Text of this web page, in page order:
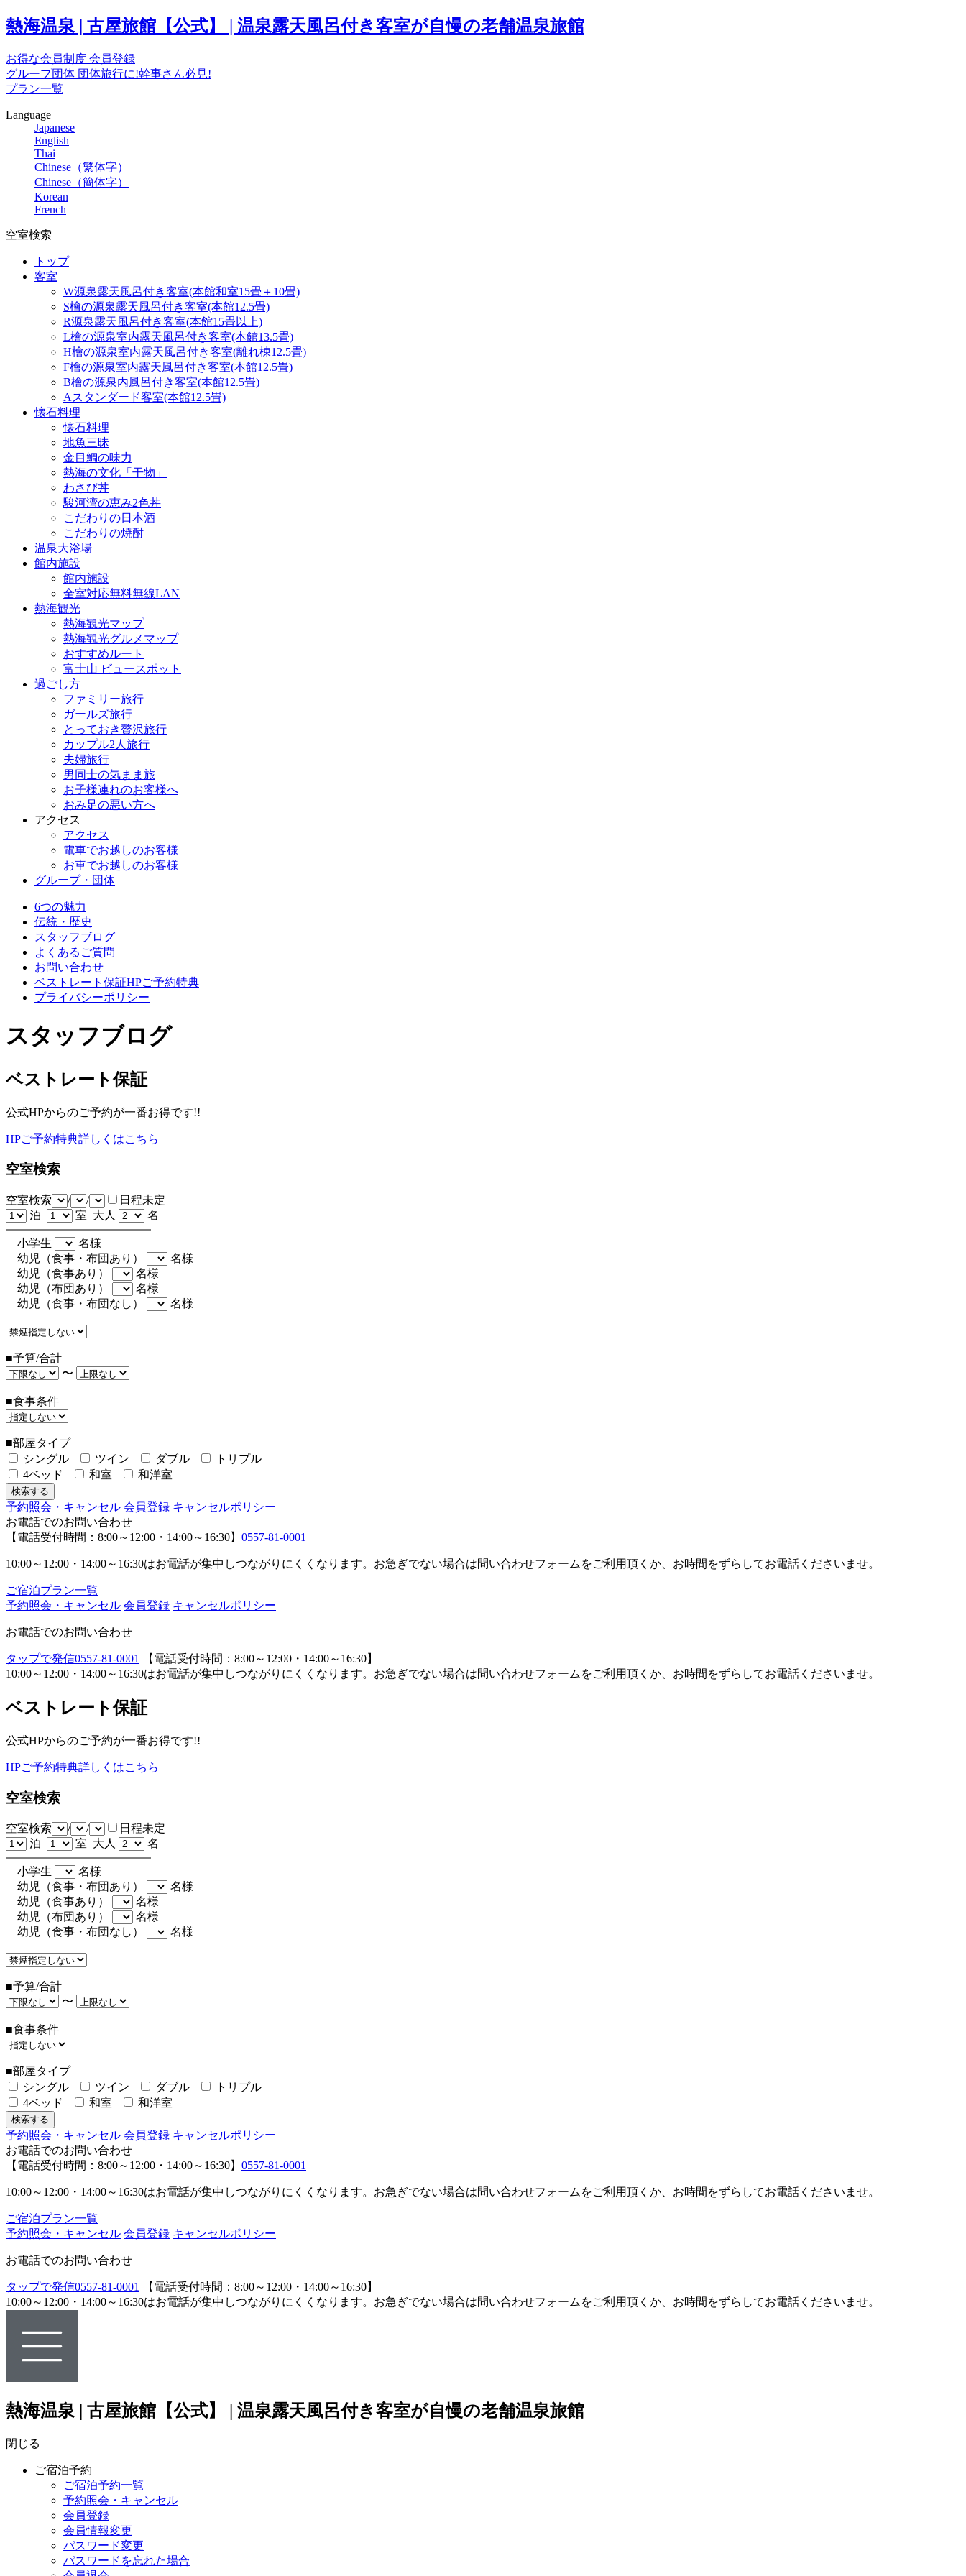
熱海温泉 | 古屋旅館【公式】 | 温泉露天風呂付き客室が自慢の老舗温泉旅館
お得な会員制度 会員登録
グループ団体 団体旅行に!幹事さん必見!
プラン一覧
Language
Japanese
English
Thai
Chinese（繁体字）
Chinese（簡体字）
Korean
French
空室検索
トップ
客室
W源泉露天風呂付き客室(本館和室15畳＋10畳)
S檜の源泉露天風呂付き客室(本館12.5畳)
R源泉露天風呂付き客室(本館15畳以上)
L檜の源泉室内露天風呂付き客室(本館13.5畳)
H檜の源泉室内露天風呂付き客室(離れ棟12.5畳)
F檜の源泉室内露天風呂付き客室(本館12.5畳)
B檜の源泉内風呂付き客室(本館12.5畳)
Aスタンダード客室(本館12.5畳)
懐石料理
懐石料理
地魚三昧
金目鯛の味力
熱海の文化「干物」
わさび丼
駿河湾の恵み2色丼
こだわりの日本酒
こだわりの焼酎
温泉大浴場
館内施設
館内施設
全室対応無料無線LAN
熱海観光
熱海観光マップ
熱海観光グルメマップ
おすすめルート
富士山 ビュースポット
過ごし方
ファミリー旅行
ガールズ旅行
とっておき贅沢旅行
カップル2人旅行
夫婦旅行
男同士の気まま旅
お子様連れのお客様へ
おみ足の悪い方へ
アクセス
アクセス
電車でお越しのお客様
お車でお越しのお客様
グループ・団体
6つの魅力
伝統・歴史
スタッフブログ
よくあるご質問
お問い合わせ
ベストレート保証HPご予約特典
プライバシーポリシー
スタッフブログ
ベストレート保証
公式HPからのご予約が一番お得です!!
HPご予約特典詳しくはこちら
空室検索
空室検索 / /
日程未定
泊
室 大人 名
小学生
名様
幼児（食事・布団あり）
名様
幼児（食事あり）
名様
幼児（布団あり）
名様
幼児（食事・布団なし）
名様
■予算/合計
〜
■食事条件
■部屋タイプ
シングル
ツイン ダブル
トリプル
4ベッド
和室 和洋室
予約照会・キャンセル 会員登録 キャンセルポリシー
お電話でのお問い合わせ
【電話受付時間：8:00～12:00・14:00～16:30】 0557-81-0001
10:00～12:00・14:00～16:30はお電話が集中しつながりにくくなります。お急ぎでない場合は問い合わせフォームをご利用頂くか、お時間をずらしてお電話くださいませ。
ご宿泊プラン一覧
予約照会・キャンセル 会員登録 キャンセルポリシー
お電話でのお問い合わせ
タップで発信0557-81-0001
【電話受付時間：8:00～12:00・14:00～16:30】
10:00～12:00・14:00～16:30はお電話が集中しつながりにくくなります。お急ぎでない場合は問い合わせフォームをご利用頂くか、お時間をずらしてお電話くださいませ。
ベストレート保証
公式HPからのご予約が一番お得です!!
HPご予約特典詳しくはこちら
空室検索
空室検索 / /
日程未定
泊
室 大人 名
小学生
名様
幼児（食事・布団あり）
名様
幼児（食事あり）
名様
幼児（布団あり）
名様
幼児（食事・布団なし）
名様
■予算/合計
〜
■食事条件
■部屋タイプ
シングル
ツイン ダブル
トリプル
4ベッド
和室 和洋室
予約照会・キャンセル 会員登録 キャンセルポリシー
お電話でのお問い合わせ
【電話受付時間：8:00～12:00・14:00～16:30】 0557-81-0001
10:00～12:00・14:00～16:30はお電話が集中しつながりにくくなります。お急ぎでない場合は問い合わせフォームをご利用頂くか、お時間をずらしてお電話くださいませ。
ご宿泊プラン一覧
予約照会・キャンセル 会員登録 キャンセルポリシー
お電話でのお問い合わせ
タップで発信0557-81-0001
【電話受付時間：8:00～12:00・14:00～16:30】
10:00～12:00・14:00～16:30はお電話が集中しつながりにくくなります。お急ぎでない場合は問い合わせフォームをご利用頂くか、お時間をずらしてお電話くださいませ。
熱海温泉 | 古屋旅館【公式】 | 温泉露天風呂付き客室が自慢の老舗温泉旅館
閉じる
ご宿泊予約
ご宿泊予約一覧
予約照会・キャンセル
会員登録
会員情報変更
パスワード変更
パスワードを忘れた場合